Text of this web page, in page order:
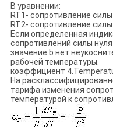
В уравнении:
RT1- сопротивление силы
RT2- сопротивление
Если определенная
сопротивлений силы
значение b нет
рабочей температуры.
коэффициент
На
тарифа изменения
температурой к